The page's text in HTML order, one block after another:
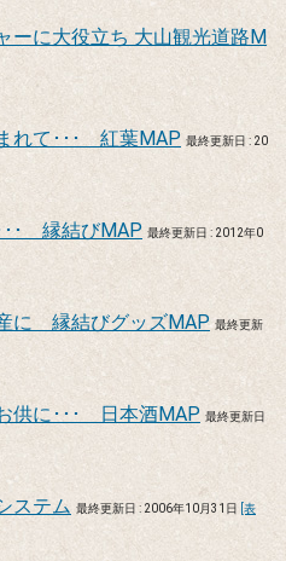
ーに大役立ち 大山観光道路M
れて･･･ 紅葉MAP 最終更新日 : 20
･･ 縁結びMAP 最終更新日 : 2012年0
に 縁結びグッズMAP 最終更新
供に･･･ 日本酒MAP 最終更新日
ステム 最終更新日 : 2006年10月31日 [表